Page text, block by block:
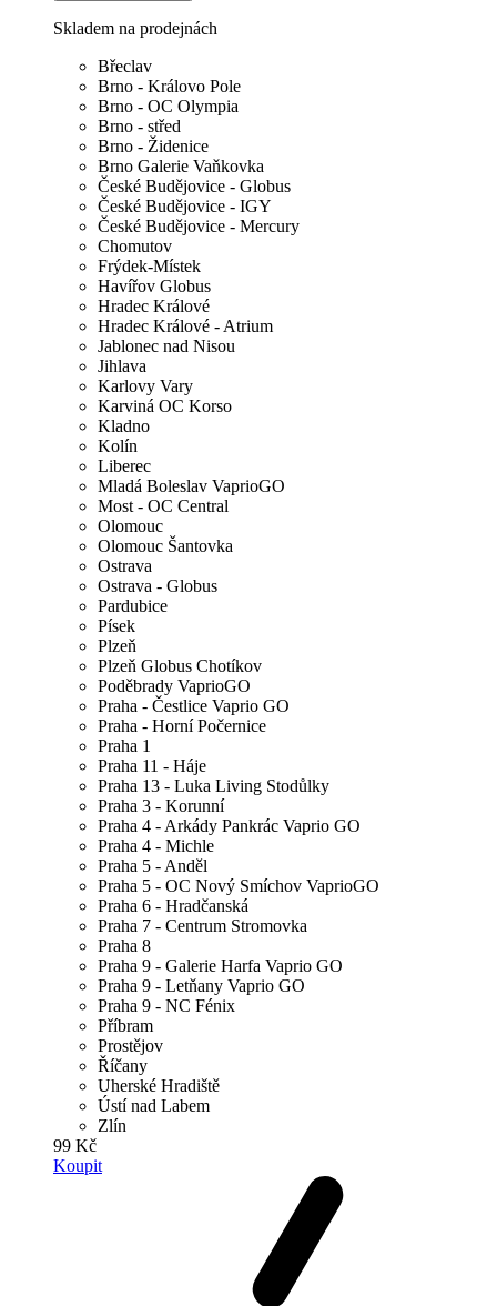
Skladem na prodejnách
Břeclav
Brno - Královo Pole
Brno - OC Olympia
Brno - střed
Brno - Židenice
Brno Galerie Vaňkovka
České Budějovice - Globus
České Budějovice - IGY
České Budějovice - Mercury
Chomutov
Frýdek-Místek
Havířov Globus
Hradec Králové
Hradec Králové - Atrium
Jablonec nad Nisou
Jihlava
Karlovy Vary
Karviná OC Korso
Kladno
Kolín
Liberec
Mladá Boleslav VaprioGO
Most - OC Central
Olomouc
Olomouc Šantovka
Ostrava
Ostrava - Globus
Pardubice
Písek
Plzeň
Plzeň Globus Chotíkov
Poděbrady VaprioGO
Praha - Čestlice Vaprio GO
Praha - Horní Počernice
Praha 1
Praha 11 - Háje
Praha 13 - Luka Living Stodůlky
Praha 3 - Korunní
Praha 4 - Arkády Pankrác Vaprio GO
Praha 4 - Michle
Praha 5 - Anděl
Praha 5 - OC Nový Smíchov VaprioGO
Praha 6 - Hradčanská
Praha 7 - Centrum Stromovka
Praha 8
Praha 9 - Galerie Harfa Vaprio GO
Praha 9 - Letňany Vaprio GO
Praha 9 - NC Fénix
Příbram
Prostějov
Říčany
Uherské Hradiště
Ústí nad Labem
Zlín
99 Kč
Koupit